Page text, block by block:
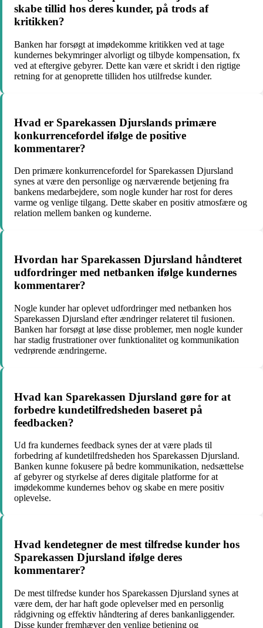
skabe tillid hos deres kunder, på trods af
kritikken?
Banken har forsøgt at imødekomme kritikken ved at tage
kundernes bekymringer alvorligt og tilbyde kompensation, fx
ved at eftergive gebyrer. Dette kan være et skridt i den rigtige
retning for at genoprette tilliden hos utilfredse kunder.
Hvad er Sparekassen Djurslands primære
konkurrencefordel ifølge de positive
kommentarer?
Den primære konkurrencefordel for Sparekassen Djursland
synes at være den personlige og nærværende betjening fra
bankens medarbejdere, som nogle kunder har rost for deres
varme og venlige tilgang. Dette skaber en positiv atmosfære og
relation mellem banken og kunderne.
Hvordan har Sparekassen Djursland håndteret
udfordringer med netbanken ifølge kundernes
kommentarer?
Nogle kunder har oplevet udfordringer med netbanken hos
Sparekassen Djursland efter ændringer relateret til fusionen.
Banken har forsøgt at løse disse problemer, men nogle kunder
har stadig frustrationer over funktionalitet og kommunikation
vedrørende ændringerne.
Hvad kan Sparekassen Djursland gøre for at
forbedre kundetilfredsheden baseret på
feedbacken?
Ud fra kundernes feedback synes der at være plads til
forbedring af kundetilfredsheden hos Sparekassen Djursland.
Banken kunne fokusere på bedre kommunikation, nedsættelse
af gebyrer og styrkelse af deres digitale platforme for at
imødekomme kundernes behov og skabe en mere positiv
oplevelse.
Hvad kendetegner de mest tilfredse kunder hos
Sparekassen Djursland ifølge deres
kommentarer?
De mest tilfredse kunder hos Sparekassen Djursland synes at
være dem, der har haft gode oplevelser med en personlig
rådgivning og effektiv håndtering af deres bankanliggender.
Disse kunder fremhæver den venlige betjening og